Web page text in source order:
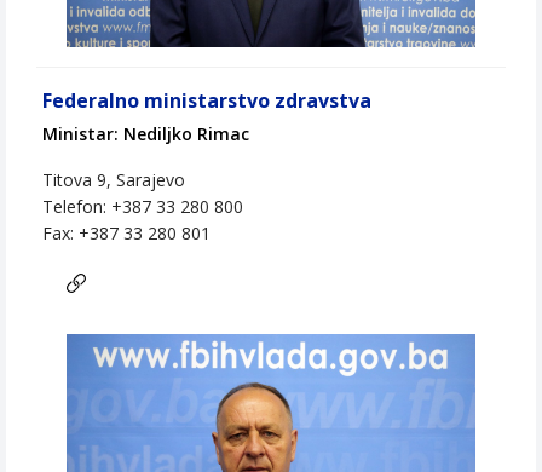
Federalno ministarstvo zdravstva
Ministar: Nediljko Rimac
Titova 9, Sarajevo
Telefon: +387 33 280 800
Fax: +387 33 280 801